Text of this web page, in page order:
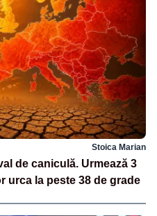
Stoica Marian
de caniculă. Urmează 3
urca la peste 38 de grade